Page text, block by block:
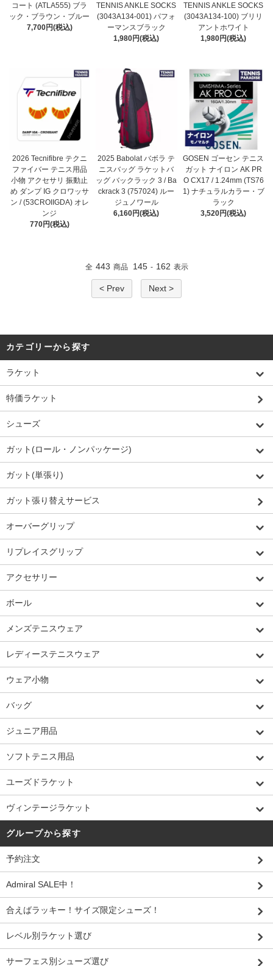
コート (ATLA555) ブラ
ック・ブラウン・ブルー
7,700円(税込)
TENNIS ANKLE SOCKS
(3043A134-001) パフォ
ーマンスブラック
1,980円(税込)
TENNIS ANKLE SOCKS
(3043A134-100) ブリリ
アントホワイト
1,980円(税込)
2026 Tecnifibre テクニ
ファイバー テニス用品
小物 アクセサリ 振動止
め ダンプ IG クロワッサ
ン / (53CROIIGDA) オレ
ンジ
770円(税込)
2025 Babolat バボラ テ
ニスバッグ ラケットバ
ッグ バックラック 3 / Ba
ckrack 3 (757024) ルー
ジュノワール
6,160円(税込)
GOSEN ゴーセン テニス
ガット ナイロン AK PR
O CX17 / 1.24mm (TS76
1) ナチュラルカラー・ブ
ラック
3,520円(税込)
全 443 商品 145 - 162 表示
< Prev Next >
カテゴリーから探す
ラケット
特価ラケット
シューズ
ガット(ロール・ノンパッケージ)
ガット(単張り)
ガット張り替えサービス
オーバーグリップ
リプレイスグリップ
アクセサリー
ボール
メンズテニスウェア
レディーステニスウェア
ウェア小物
バッグ
ジュニア用品
ソフトテニス用品
ユーズドラケット
ヴィンテージラケット
グループから探す
予約注文
Admiral SALE中！
合えばラッキー！サイズ限定シューズ！
レベル別ラケット選び
サーフェス別シューズ選び